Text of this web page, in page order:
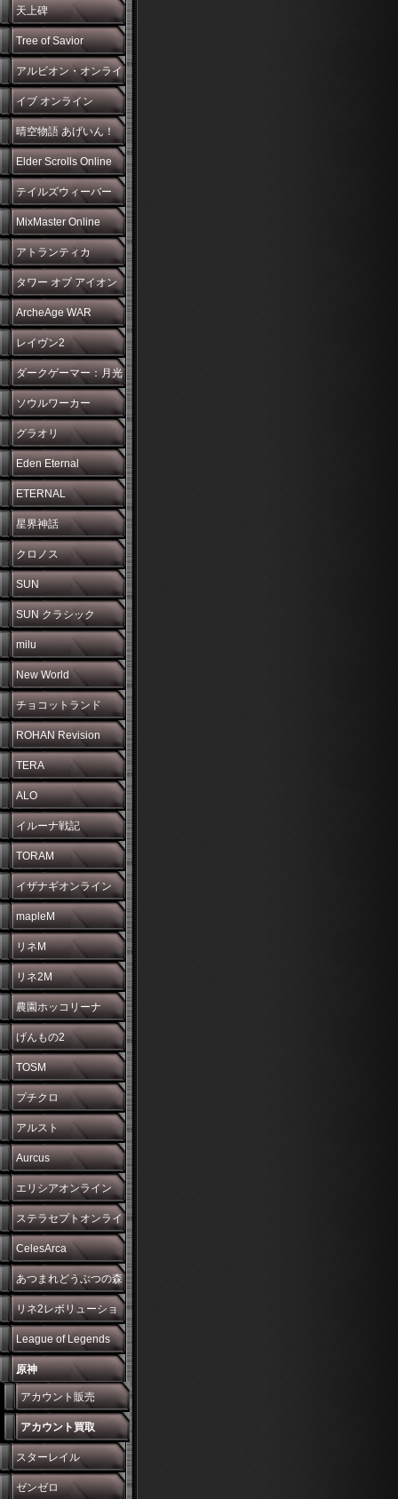
天上碑
Tree of Savior
アルビオン・オンライ
ン
イブ オンライン
晴空物語 あげいん！
Elder Scrolls Online
テイルズウィーバー
MixMaster Online
アトランティカ
タワー オブ アイオン
ArcheAge WAR
レイヴン2
ダークゲーマー：月光
彫刻師
ソウルワーカー
グラオリ
Eden Eternal
ETERNAL
星界神話
クロノス
SUN
SUN クラシック
milu
New World
チョコットランド
ROHAN Revision
TERA
ALO
イルーナ戦記
TORAM
イザナギオンライン
mapleM
リネM
リネ2M
農園ホッコリーナ
げんもの2
TOSM
プチクロ
アルスト
Aurcus
エリシアオンライン
ステラセプトオンライ
ン
CelesArca
あつまれどうぶつの森
リネ2レボリューショ
ン
League of Legends
原神
アカウント販売
アカウント買取
スターレイル
ゼンゼロ